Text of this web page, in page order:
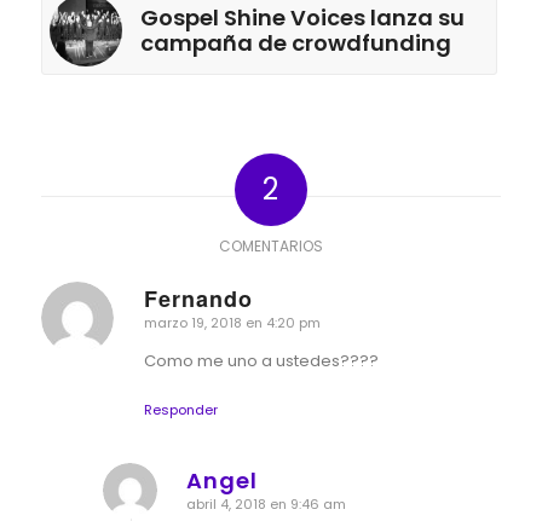
Gospel Shine Voices lanza su
campaña de crowdfunding
2
COMENTARIOS
Fernando
Dice:
marzo 19, 2018 en 4:20 pm
Como me uno a ustedes????
Responder
Angel
Dice:
abril 4, 2018 en 9:46 am